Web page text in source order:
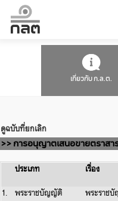
เกี่ยวกับ ก.ล.ต.
ดูฉบับที่ยกเลิก
>> การอนุญาตเสนอขายตราสา
ประเภท
เรื่อง
1. พระราชบัญญัติ
พระราช